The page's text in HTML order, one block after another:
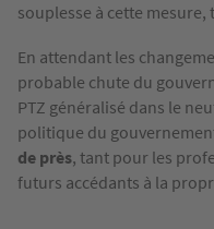
souplesse à cette
En attendant les
probable chute du
PTZ généralisé dans le
politique du
de près, tant pour les
futurs accédants à la